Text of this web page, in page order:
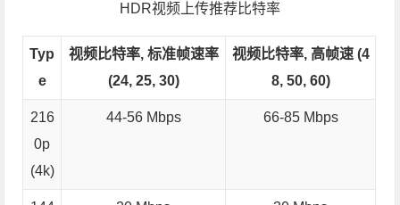
HDR视频上传推荐比特率
Typ
e
视频比特率, 标准帧速率
(24, 25, 30)
视频比特率, 高帧速 (4
8, 50, 60)
216
0p
(4k)
44-56 Mbps 66-85 Mbps